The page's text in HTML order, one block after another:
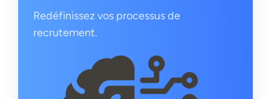
Redéfinissez vos processus de
recrutement.